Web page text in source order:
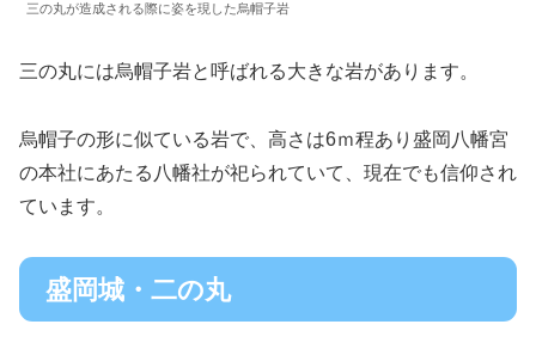
三の丸が造成される際に姿を現した烏帽子岩
三の丸には烏帽子岩と呼ばれる大きな岩があります。
烏帽子の形に似ている岩で、高さは6ｍ程あり盛岡八幡宮
の本社にあたる八幡社が祀られていて、現在でも信仰され
ています。
盛岡城・二の丸